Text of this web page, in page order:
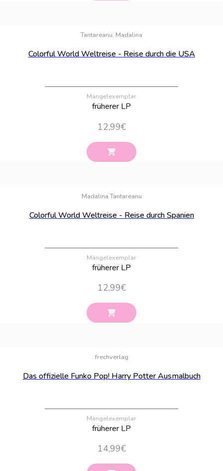
Tantareanu, Madalina
Colorful World Weltreise - Reise durch die USA
Mängelexemplar
früherer LP
12,99€
Madalina Tantareanu
Colorful World Weltreise - Reise durch Spanien
Mängelexemplar
früherer LP
12,99€
frechverlag
Das offizielle Funko Pop! Harry Potter Ausmalbuch
Mängelexemplar
früherer LP
14,99€